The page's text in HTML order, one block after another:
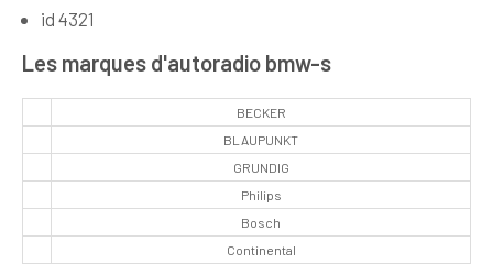
id 4321
Les marques d'autoradio bmw-s
BECKER
BLAUPUNKT
GRUNDIG
Philips
Bosch
Continental